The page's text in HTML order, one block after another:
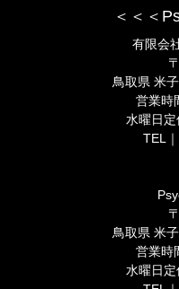
＜＜＜
有限会
鳥取県 米
営業時
水曜日定
TEL
鳥取県 米
営業時
水曜日定